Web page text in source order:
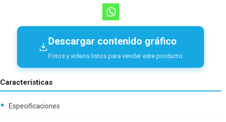
Descargar contenido gráfico
Fotos y videos listos para vender este producto
Características
Especificaciones